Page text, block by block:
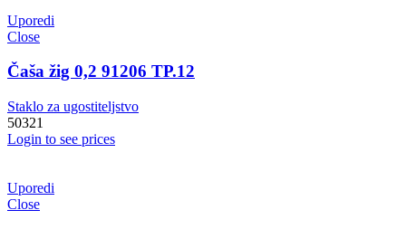
Uporedi
Close
Čaša žig 0,2 91206 TP.12
Staklo za ugostiteljstvo
50321
Login to see prices
Uporedi
Close